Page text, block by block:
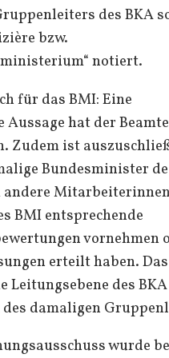
des BKA
bzw.
notiert.
für das BMI: Eine
Aussage hat der
Zudem ist
Bundesminister de
andere
BMI entsprechende
vornehmen
erteilt haben.
Leitungsebene des BKA
damaligen
wurde